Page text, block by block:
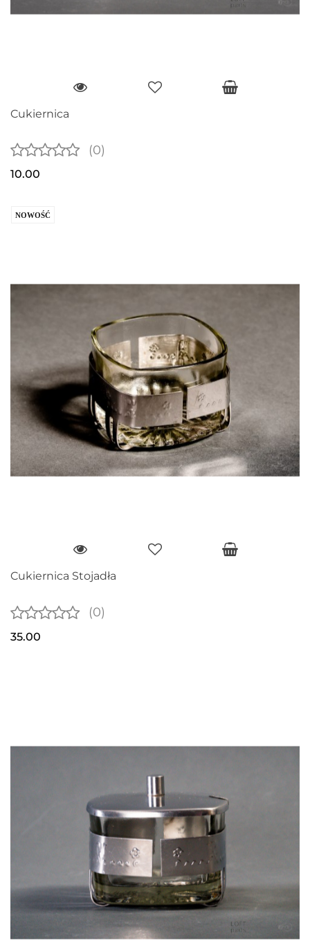
Cukiernica
(0)
10.00
NOWOŚĆ
Cukiernica Stojadła
(0)
35.00